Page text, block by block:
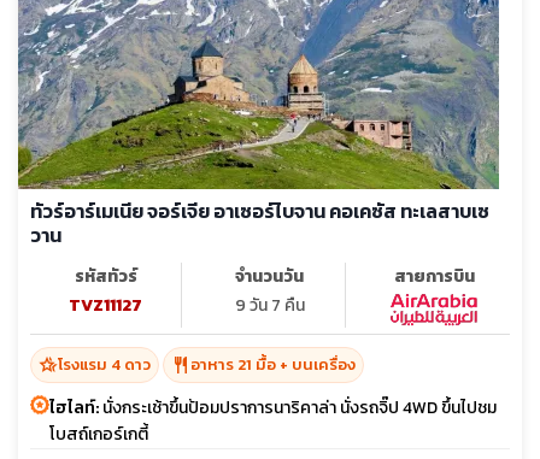
ทัวร์อาร์เมเนีย จอร์เจีย อาเซอร์ไบจาน คอเคซัส ทะเลสาบเซ
วาน
รหัสทัวร์
TVZ11127
จำนวนวัน
9 วัน 7 คืน
สายการบิน
hotel_classโรงแรม 4 ดาว restaurant อาหาร 21 มื้อ + บนเครื่อง
ไฮไลท์:นั่งกระเช้าขึ้นป้อมปราการนาริคาล่า นั่งรถจิ๊ป 4WD ขึ้นไปชม
โบสถ์เกอร์เกตี้